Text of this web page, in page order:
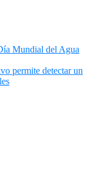
Mundial del Agua
permite detectar un